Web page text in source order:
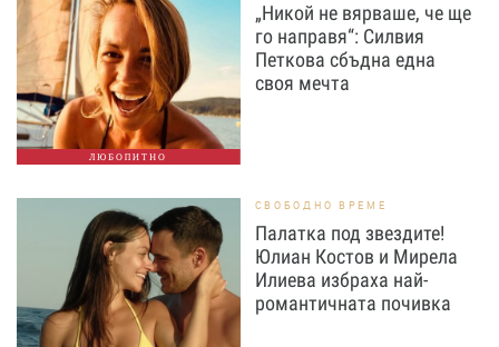
ЛЮБОПИТНО
„Никой не вярваше, че ще
го направя“: Силвия
Петкова сбъдна една
своя мечта
СВОБОДНО ВРЕМЕ
Палатка под звездите!
Юлиан Костов и Мирела
Илиева избраха най-
романтичната почивка